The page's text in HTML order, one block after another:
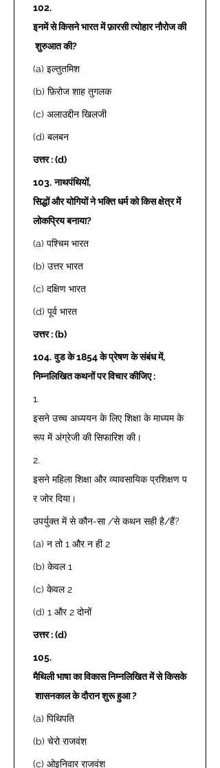
102.
इनमें से किसने भारत में फ़ारसी त्योहार नौरोज की
शुरुआत की?
(a) इल्तुतमिश
(b) फ़िरोज शाह तुगलक
(c) अलाउद्दीन खिलजी
(d) बलबन
उत्तर : (d)
103. नाथपंथियों,
सिद्धों और योगियों ने भक्ति धर्म को किस क्षेत्र में
लोकप्रिय बनाया?
(a) पश्चिम भारत
(b) उत्तर भारत
(c) दक्षिण भारत
(d) पूर्व भारत
उत्तर : (b)
104. वुड के 1854 के प्रेषण के संबंध में,
निम्नलिखित कथनों पर विचार कीजिए :
1.
इसने उच्च अध्ययन के लिए शिक्षा के माध्यम के
रूप में अंग्रेजी की सिफारिश की।
2.
इसने महिला शिक्षा और व्यावसायिक प्रशिक्षण प
र जोर दिया।
उपर्युक्त में से कौन-सा /से कथन सही है/हैं?
(a) न तो 1 और न ही 2
(b) केवल 1
(c) केवल 2
(d) 1 और 2 दोनों
उत्तर : (d)
105.
मैथिली भाषा का विकास निम्नलिखित में से किसके
शासनकाल के दौरान शुरू हुआ ?
(a) पिथिपति
(b) चेरो राजवंश
(c) ओइनिवार राजवंश